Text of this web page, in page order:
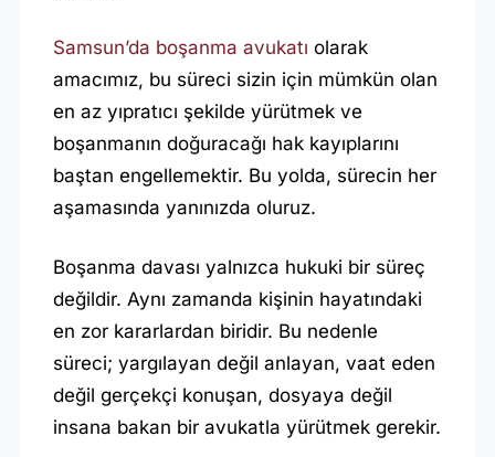
N
M
A
A
V
U
K
A
T
I
|
A
Samsun’da boşanma avukatı olarak
amacımız, bu süreci sizin için mümkün olan
en az yıpratıcı şekilde yürütmek ve
boşanmanın doğuracağı hak kayıplarını
baştan engellemektir. Bu yolda, sürecin her
aşamasında yanınızda oluruz.
Boşanma davası yalnızca hukuki bir süreç
değildir. Aynı zamanda kişinin hayatındaki
en zor kararlardan biridir. Bu nedenle
süreci; yargılayan değil anlayan, vaat eden
değil gerçekçi konuşan, dosyaya değil
insana bakan bir avukatla yürütmek gerekir.